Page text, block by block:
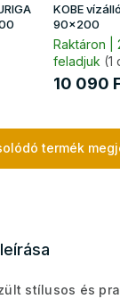
KOBE
90x200
Raktáron |
feladjuk (1
10 090
termék
stílusos és